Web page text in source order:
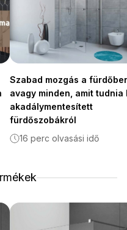
Szabad mozgás a
avagy minden, amit tudnia
akadálymentesített
fürdőszobákról
16 perc olvasási idő